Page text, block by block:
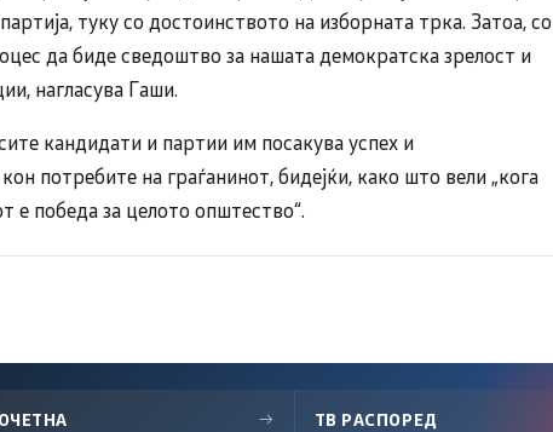
туку со достоинството на изборната трка. Затоа, со
да биде сведоштво за нашата демократска зрелост и
нагласува Гаши.
кандидати и партии им посакува успех и
потребите на граѓанинот, бидејќи, како што вели „кога
е победа за целото општество“.
→ ТВ РАСПОРЕД